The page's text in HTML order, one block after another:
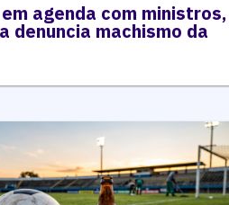
agenda com ministros,
denuncia machismo da